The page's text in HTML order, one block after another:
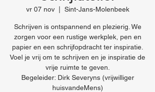
vr 07 nov
  |
Sint-Jans-Molenbeek
Schrijven is ontspannend en plezierig. We
zorgen voor een rustige werkplek, pen en
papier en een schrijfopdracht ter inspiratie.
Voel je vrij om te schrijven en je inspiratie de
vrije ruimte te geven.
Begeleider: Dirk Severyns (vrijwilliger
huisvandeMens)